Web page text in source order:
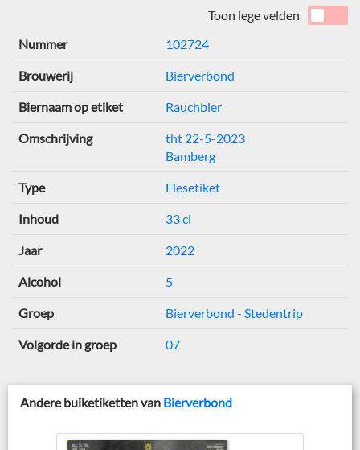
Toon lege velden
Nummer
102724
Brouwerij Bierverbond
Biernaam op etiket Rauchbier
Omschrijving
tht 22-5-2023
Bamberg
Type Flesetiket
Inhoud 33 cl
Jaar 2022
Alcohol 5
Groep Bierverbond - Stedentrip
Volgorde in groep 07
Andere buiketiketten van Bierverbond